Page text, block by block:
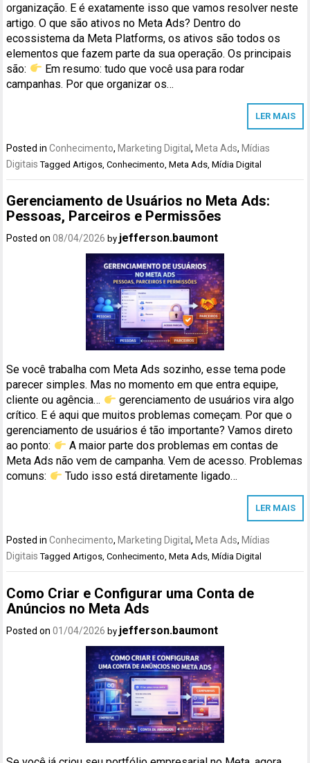
organização. E é exatamente isso que vamos resolver neste
artigo. O que são ativos no Meta Ads? Dentro do
ecossistema da Meta Platforms, os ativos são todos os
elementos que fazem parte da sua operação. Os principais
são:
Em resumo: tudo que você usa para rodar
campanhas. Por que organizar os…
LER MAIS
Posted inConhecimento, Marketing Digital, Meta Ads, Mídias
Digitais Tagged Artigos ,Conhecimento ,Meta Ads ,Mídia Digital
Gerenciamento de Usuários no Meta Ads:
Pessoas, Parceiros e Permissões
Posted on08/04/2026 by jefferson.baumont
Se você trabalha com Meta Ads sozinho, esse tema pode
parecer simples. Mas no momento em que entra equipe,
cliente ou agência…
gerenciamento de usuários vira algo
crítico. E é aqui que muitos problemas começam. Por que o
gerenciamento de usuários é tão importante? Vamos direto
ao ponto:
A maior parte dos problemas em contas de
Meta Ads não vem de campanha. Vem de acesso. Problemas
comuns:
Tudo isso está diretamente ligado…
LER MAIS
Posted inConhecimento, Marketing Digital, Meta Ads, Mídias
Digitais TaggedArtigos,Conhecimento,Meta Ads,Mídia Digital
Como Criar e Configurar uma Conta de
Anúncios no Meta Ads
Posted on01/04/2026 by jefferson.baumont